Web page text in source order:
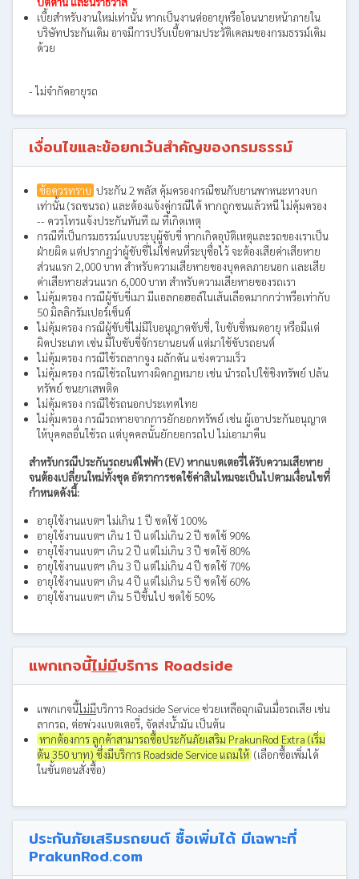
เบี้ยสำหรับงานใหม่เท่านั้น หากเป็นงานต่ออายุหรือโอนนายหน้าภายใน
บริษัทประกันเดิม อาจมีการปรับเบี้ยตามประวัติเคลมของกรมธรรม์เดิม
ด้วย
- ไม่จำกัดอายุรถ
เงื่อนไขและข้อยกเว้นสำคัญของกรมธรรม์
ข้อควรทราบ ประกัน 2 พลัส คุ้มครองกรณีชนกับยานพาหนะทางบก
เท่านั้น (รถชนรถ) และต้องแจ้งคู่กรณีได้ หากถูกชนแล้วหนี ไม่คุ้มครอง
-- ควรโทรแจ้งประกันทันที ณ ที่เกิดเหตุ
กรณีที่เป็นกรมธรรม์แบบระบุผู้ขับขี่ หากเกิดอุบัติเหตุและรถของเราเป็น
ฝ่ายผิด แต่ปรากฏว่าผู้ขับขี่ไม่ใช่คนที่ระบุชื่อไว้ จะต้องเสียค่าเสียหาย
ส่วนแรก 2,000 บาท สำหรับความเสียหายของบุคคลภายนอก และเสีย
ค่าเสียหายส่วนแรก 6,000 บาท สำหรับความเสียหายของรถเรา
ไม่คุ้มครอง กรณีผู้ขับขี่เมา มีแอลกอฮอล์ในเส้นเลือดมากกว่าหรือเท่ากับ
50 มิลลิกรัมเปอร์เซ็นต์
ไม่คุ้มครอง กรณีผู้ขับขี่ไม่มีใบอนุญาตขับขี่, ใบขับขี่หมดอายุ หรือมีแต่
ผิดประเภท เช่น มีใบขับขี่จักรยานยนต์ แต่มาใช้ขับรถยนต์
ไม่คุ้มครอง กรณีใช้รถลากจูง ผลักดัน แข่งความเร็ว
ไม่คุ้มครอง กรณีใช้รถในทางผิดกฎหมาย เช่น นำรถไปใช้ชิงทรัพย์ ปล้น
ทรัพย์ ขนยาเสพติด
ไม่คุ้มครอง กรณีใช้รถนอกประเทศไทย
ไม่คุ้มครอง กรณีรถหายจากการยักยอกทรัพย์ เช่น ผู้เอาประกันอนุญาต
ให้บุคคลอื่นใช้รถ แต่บุคคลนั้นยักยอกรถไป ไม่เอามาคืน
สำหรับกรณีประกันรถยนต์ไฟฟ้า (EV) หากแบตเตอรี่ได้รับความเสียหาย
จนต้องเปลี่ยนใหม่ทั้งชุด อัตราการชดใช้ค่าสินไหมจะเป็นไปตามเงื่อนไขที่
กำหนดดังนี้:
อายุใช้งานแบตฯ ไม่เกิน 1 ปี ชดใช้ 100%
อายุใช้งานแบตฯ เกิน 1 ปี แต่ไม่เกิน 2 ปี ชดใช้ 90%
อายุใช้งานแบตฯ เกิน 2 ปี แต่ไม่เกิน 3 ปี ชดใช้ 80%
อายุใช้งานแบตฯ เกิน 3 ปี แต่ไม่เกิน 4 ปี ชดใช้ 70%
อายุใช้งานแบตฯ เกิน 4 ปี แต่ไม่เกิน 5 ปี ชดใช้ 60%
อายุใช้งานแบตฯ เกิน 5 ปีขึ้นไป ชดใช้ 50%
แพกเกจนี้ไม่มีบริการ Roadside
แพกเกจนี้ไม่มีบริการ Roadside Service ช่วยเหลือฉุกเฉินเมื่อรถเสีย เช่น
ลากรถ, ต่อพ่วงแบตเตอรี่, จัดส่งน้ำมัน เป็นต้น
หากต้องการ ลูกค้าสามารถซื้อประกันภัยเสริม PrakunRod Extra (เริ่ม
ต้น 350 บาท) ซึ่งมีบริการ Roadside Service แถมให้ (เลือกซื้อเพิ่มได้
ในขั้นตอนสั่งซื้อ)
ประกันภัยเสริมรถยนต์ ซื้อเพิ่มได้ มีเฉพาะที่
PrakunRod.com